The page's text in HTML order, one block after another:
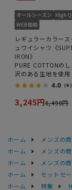
レギュラーカラー
ュワイシャツ《
IRON》
PURE COTTONの
沢のある生地を使用
4.0 （4）
3,245円6,490円
ホーム メンズの
ホーム
メンズの
ホーム
メンズの
ホーム
セットセ
ホーム
特集